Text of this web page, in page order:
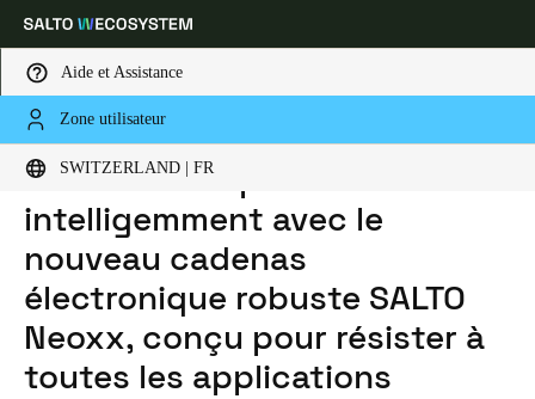
Aide et Assistance
Zone utilisateur
SWITZERLAND | FR
Sélectionnez vos paramètres de localisation et de langue
Global Europe North America
Switzerland | Français
Germany
HOME
ACTUALITES
DÉVERROUILLEZ PLUS INTELLIGEMMENT AVEC LE NOUVEAU CADENAS ÉLECTRONIQUE ROBUSTE SALTO NEOXX, CONÇU POUR RÉSISTER À TOUTES LES APPLICATIONS
Déverrouillez plus
intelligemment avec le
nouveau cadenas
électronique robuste SALTO
Neoxx, conçu pour résister à
toutes les applications